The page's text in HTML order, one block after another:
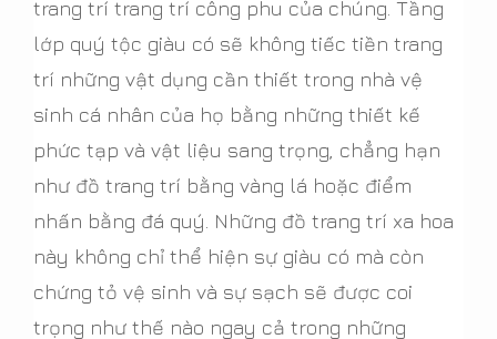
trang trí trang trí công phu của chúng. Tầng
lớp quý tộc giàu có sẽ không tiếc tiền trang
trí những vật dụng cần thiết trong nhà vệ
sinh cá nhân của họ bằng những thiết kế
phức tạp và vật liệu sang trọng, chẳng hạn
như đồ trang trí bằng vàng lá hoặc điểm
nhấn bằng đá quý. Những đồ trang trí xa hoa
này không chỉ thể hiện sự giàu có mà còn
chứng tỏ vệ sinh và sự sạch sẽ được coi
trọng như thế nào ngay cả trong những